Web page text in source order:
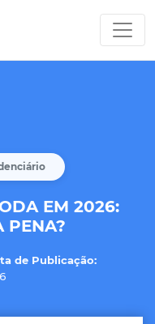
EM 2026:
PENA?
de Publicação: